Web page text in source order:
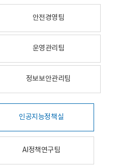
안전경영팀
운영관리팀
정보보안관리팀
인공지능정책실
AI정책연구팀